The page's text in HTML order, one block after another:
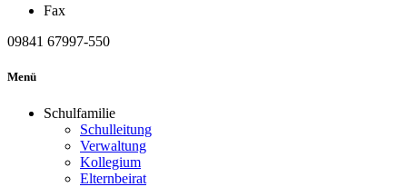
Fax
09841 67997-550
Menü
Schulfamilie
Schulleitung
Verwaltung
Kollegium
Elternbeirat